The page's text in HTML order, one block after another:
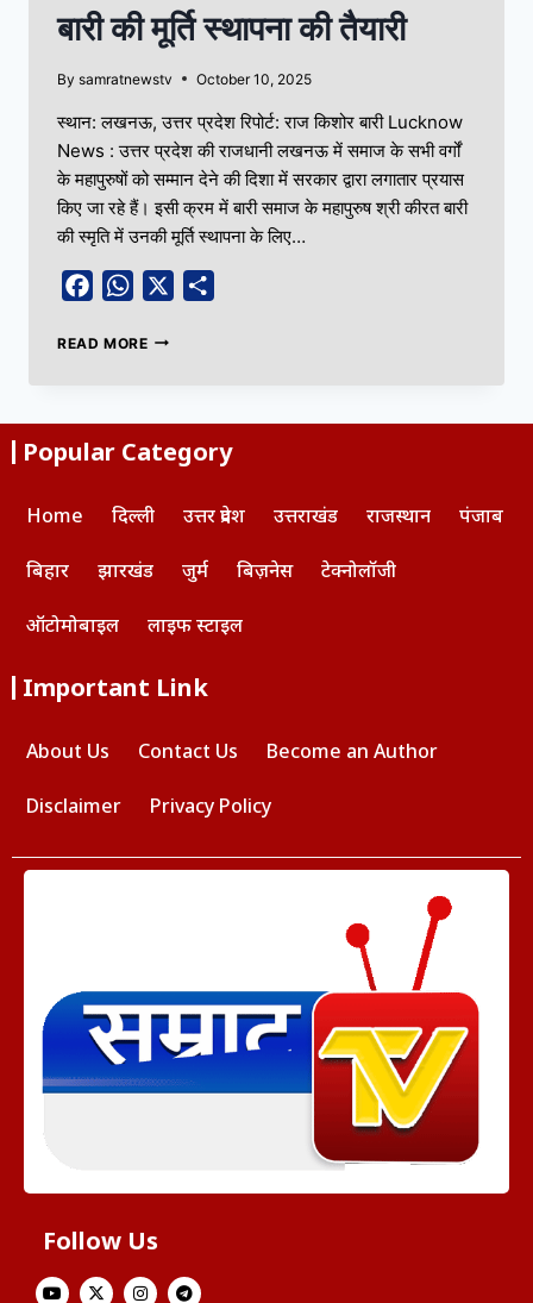
बारी की मूर्ति स्थापना की तैयारी
By samratnewstv October 10, 2025
स्थान: लखनऊ, उत्तर प्रदेश रिपोर्ट: राज किशोर बारी Lucknow
News : उत्तर प्रदेश की राजधानी लखनऊ में समाज के सभी वर्गों
के महापुरुषों को सम्मान देने की दिशा में सरकार द्वारा लगातार प्रयास
किए जा रहे हैं। इसी क्रम में बारी समाज के महापुरुष श्री कीरत बारी
की स्मृति में उनकी मूर्ति स्थापना के लिए…
FacebookWhatsApp
READ MORE
Popular Category
Home दिल्ली उत्तर प्रदेश उत्तराखंड राजस्थान पंजाब
बिहार झारखंड जुर्म बिज़नेस टेक्नोलॉजी
ऑटोमोबाइल लाइफ स्टाइल
Important Link
About Us Contact Us Become an Author
Disclaimer Privacy Policy
Follow Us